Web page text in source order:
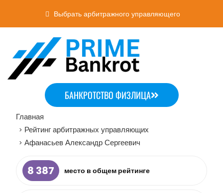
Выбрать арбитражного управляющего
БАНКРОТСТВО ФИЗЛИЦА
Главная
> Рейтинг арбитражных управляющих
> Афанасьев Александр Сергеевич
8 387 место в общем рейтинге